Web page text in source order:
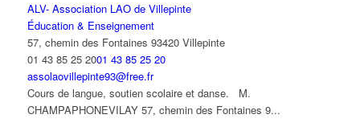
ALV- Association LAO de Villepinte
Éducation & Enseignement
57, chemin des Fontaines 93420 Villepinte
01 43 85 25 2001 43 85 25 20
assolaovillepinte93@free.fr
Cours de langue, soutien scolaire et danse. M.
CHAMPAPHONEVILAY 57, chemin des Fontaines 9...